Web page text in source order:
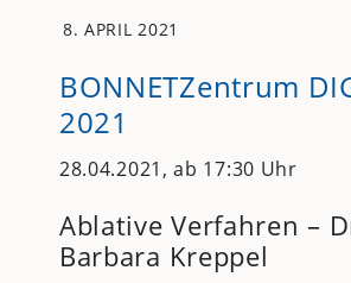
8. APRIL 2021
BONNETZentrum
2021
28.04.2021, ab 17:30 Uhr
Ablative Verfahren –
Barbara Kreppel